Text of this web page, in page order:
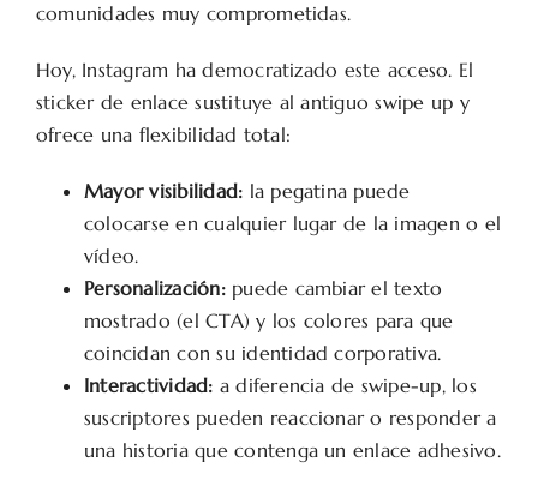
comunidades muy comprometidas.
Hoy, Instagram ha democratizado este acceso. El
sticker de enlace sustituye al antiguo swipe up y
ofrece una flexibilidad total:
Mayor visibilidad: la pegatina puede
colocarse en cualquier lugar de la imagen o el
vídeo.
Personalización:puede cambiar el texto
mostrado (el CTA) y los colores para que
coincidan con su identidad corporativa.
Interactividad: a diferencia de swipe-up, los
suscriptores pueden reaccionar o responder a
una historia que contenga un enlace adhesivo.